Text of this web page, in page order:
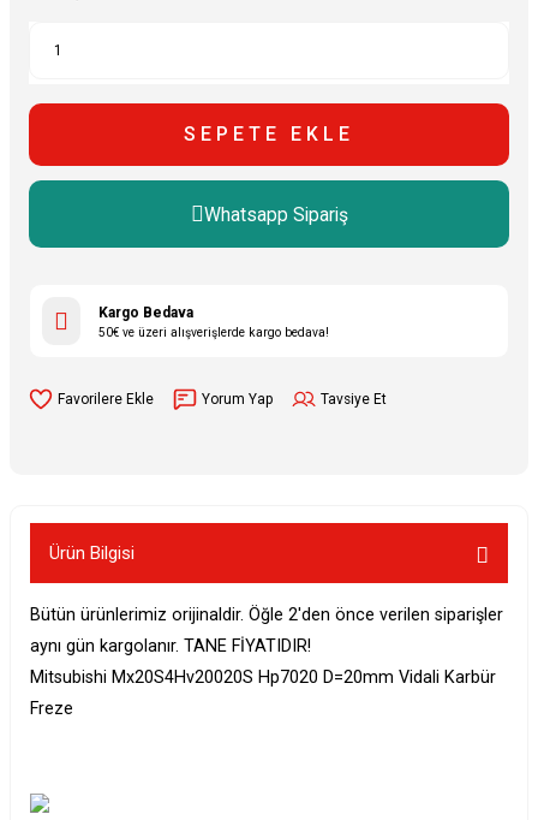
SEPETE EKLE
Whatsapp Sipariş
Kargo Bedava
50€ ve üzeri alışverişlerde kargo bedava!
Yorum Yap Tavsiye Et
Ürün Bilgisi
Bütün ürünlerimiz orijinaldir. Öğle 2'den önce verilen siparişler
aynı gün kargolanır. TANE FİYATIDIR!
Mitsubishi Mx20S4Hv20020S Hp7020 D=20mm Vidali Karbür
Freze